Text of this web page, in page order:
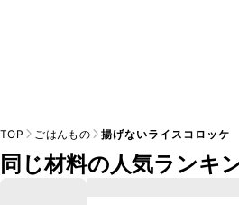
TOP ごはんもの 揚げないライスコロッケ
同じ材料の人気ランキ